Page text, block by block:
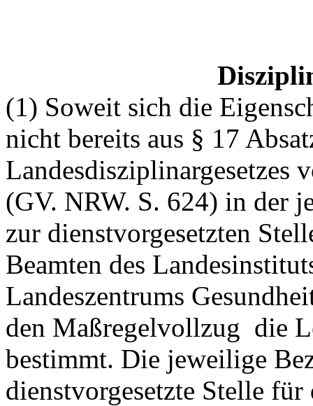
(1) Soweit sich die
nicht bereits aus § 17
Landesdisziplinargesetzes
(GV. NRW. S. 624) in der
zur dienstvorgesetzten
Beamten des
Landeszentrums
den Maßregelvollzug die
bestimmt. Die jeweilige
dienstvorgesetzte Stelle